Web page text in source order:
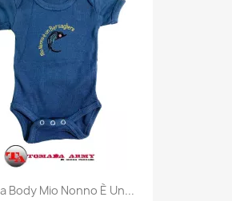
Quick view
Body Mio Nonno È Un...